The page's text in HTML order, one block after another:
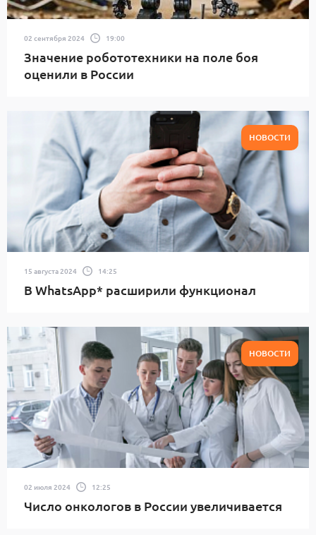
02 сентября 2024 19:00
Значение робототехники на поле боя
оценили в России
НОВОСТИ
15 августа 2024 14:25
В WhatsApp* расширили функционал
НОВОСТИ
02 июля 2024 12:25
Число онкологов в России увеличивается